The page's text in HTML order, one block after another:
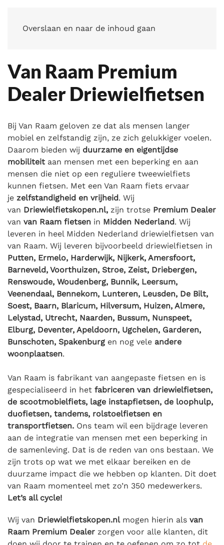
Overslaan en naar de inhoud gaan
Van Raam Premium
Dealer Driewielfietsen
Bij Van Raam geloven ze dat als mensen langer
mobiel en zelfstandig zijn, ze zich gelukkiger voelen.
Daarom bieden wij duurzame en eigentijdse
mobiliteit aan mensen met een beperking en aan
mensen die niet op een reguliere tweewielfiets
kunnen fietsen. Met een Van Raam fiets ervaar
je zelfstandigheid en vrijheid. Wij
van Driewielfietskopen.nl, zijn trotse Premium Dealer
van van Raam fietsen in Midden Nederland. Wij
leveren in heel Midden Nederland driewielfietsen van
van Raam. Wij leveren bijvoorbeeld driewielfietsen in
Putten, Ermelo, Harderwijk, Nijkerk, Amersfoort,
Barneveld, Voorthuizen, Stroe, Zeist, Driebergen,
Renswoude, Woudenberg, Bunnik, Leersum,
Veenendaal, Bennekom, Lunteren, Leusden, De Bilt,
Soest, Baarn, Blaricum, Hilversum, Huizen, Almere,
Lelystad, Utrecht, Naarden, Bussum, Nunspeet,
Elburg, Deventer, Apeldoorn, Ugchelen, Garderen,
Bunschoten, Spakenburg en nog vele andere
woonplaatsen.
Van Raam is fabrikant van aangepaste fietsen en is
gespecialiseerd in het fabriceren van driewielfietsen,
de scootmobielfiets, lage instapfietsen, de loophulp,
duofietsen, tandems, rolstoelfietsen en
transportfietsen. Ons team wil een bijdrage leveren
aan de integratie van mensen met een beperking in
de samenleving. Dat is de reden van ons bestaan. We
zijn trots op wat we met elkaar bereiken en de
duurzame impact die we hebben op klanten. Dit doet
van Raam momenteel met zo’n 350 medewerkers.
Let’s all cycle!
Wij van Driewielfietskopen.nl mogen hierin als van
Raam Premium Dealer zorgen voor alle klanten, dit